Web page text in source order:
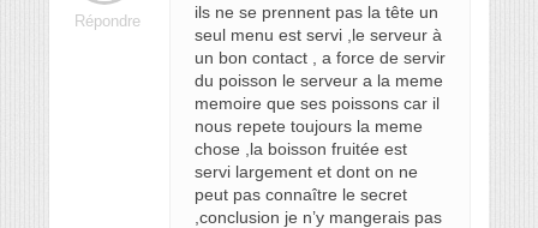
ils ne se prennent pas la tête un
seul menu est servi ,le serveur à
un bon contact , a force de servir
du poisson le serveur a la meme
memoire que ses poissons car il
nous repete toujours la meme
chose ,la boisson fruitée est
servi largement et dont on ne
peut pas connaître le secret
,conclusion je n’y mangerais pas
Répondre